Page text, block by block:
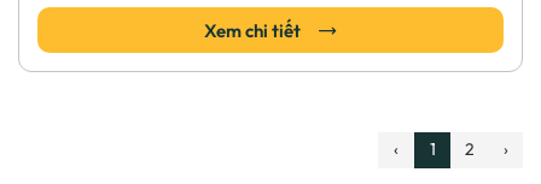
Xem chi tiết
‹ 1 2 ›